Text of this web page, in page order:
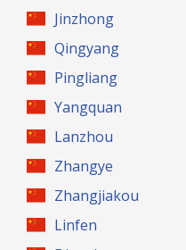
Jinzhong
Qingyang
Pingliang
Yangquan
Lanzhou
Zhangye
Zhangjiakou
Linfen